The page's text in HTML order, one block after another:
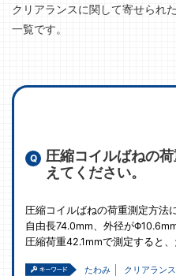
クリアランスに関して寄せられ
一覧です。
圧縮コイルばねの
えてください。
圧縮コイルばねの荷重測定方法
自由長74.0mm、外径が
圧縮荷重42.1mmで測定すると
たわみ クリアランス